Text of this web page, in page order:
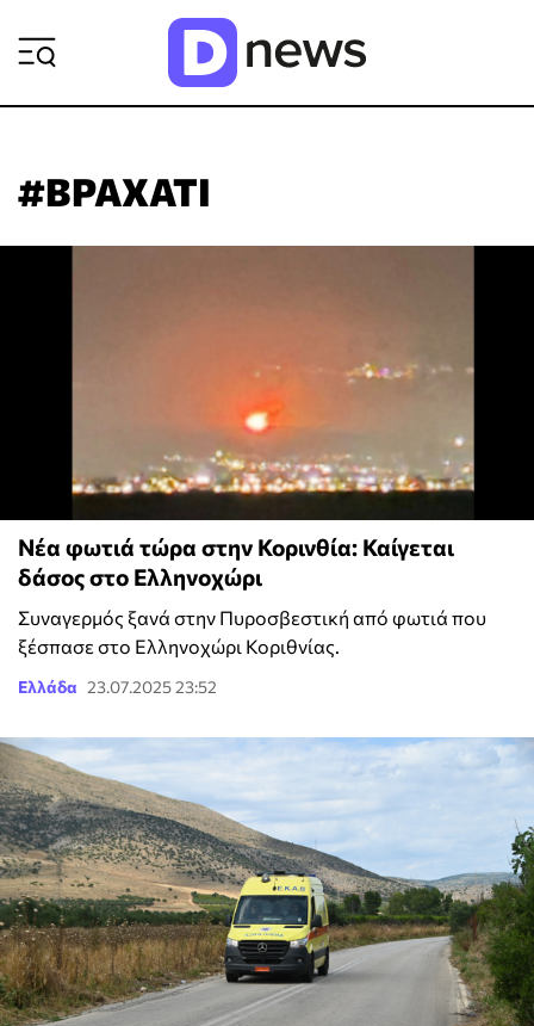
#ΒΡΑΧΑΤΙ
Νέα φωτιά τώρα στην Κορινθία: Καίγεται
δάσος στο Ελληνοχώρι
Συναγερμός ξανά στην Πυροσβεστική από φωτιά που
ξέσπασε στο Ελληνοχώρι Κοριθνίας.
Ελλάδα 23.07.2025 23:52